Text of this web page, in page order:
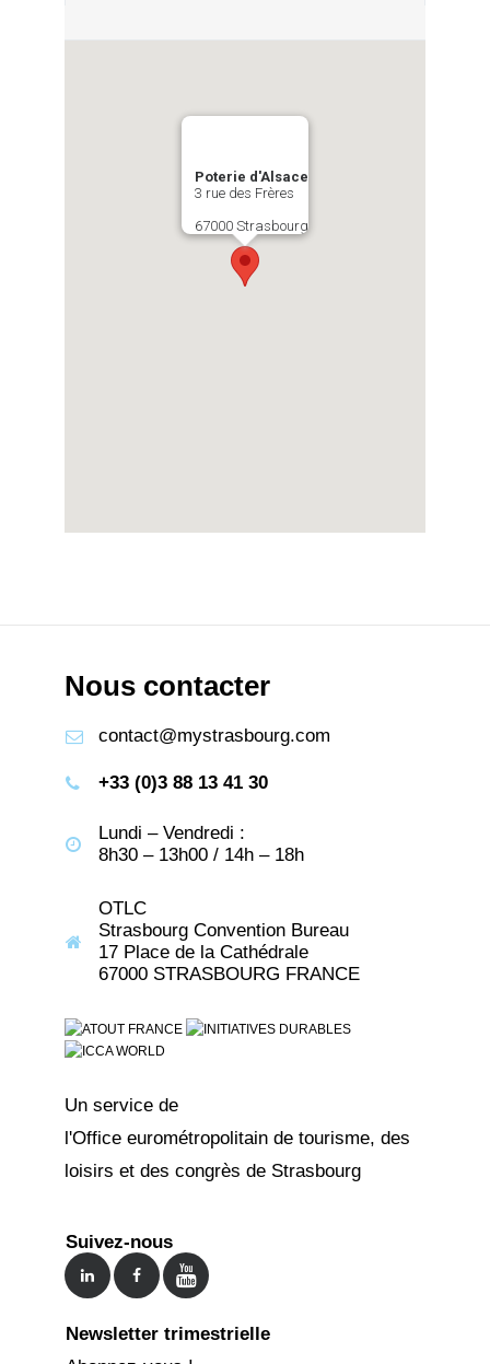
Poterie d'Alsace
3 rue des Frères
67000 Strasbourg
Nous contacter
contact@mystrasbourg.com
+33 (0)3 88 13 41 30
Lundi – Vendredi :
8h30 – 13h00 / 14h – 18h
OTLC
Strasbourg Convention Bureau
17 Place de la Cathédrale
67000 STRASBOURG FRANCE
Un service de
l'Office eurométropolitain de tourisme, des
loisirs et des congrès de Strasbourg
Suivez-nous
Newsletter trimestrielle